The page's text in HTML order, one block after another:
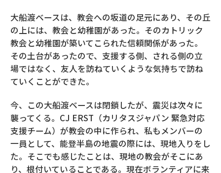
大船渡ベースは、教会への坂道の足元にあり、その丘
の上には、教会と幼稚園があった。そのカトリック
教会と幼稚園が築いてこられた信頼関係があった。
その土台があったので、支援する側、される側の立
場ではなく、友人を訪ねていくような気持ちで訪ね
ていくことができた。
今、この大船渡ベースは閉鎖したが、震災は次々に
襲ってくる。CJ ERST（カリタスジャパン 緊急対応
支援チーム）が教会の中に作られ、私もメンバーの
一員として、能登半島の地震の際には、現地入りをし
た。そこでも感じたことは、現地の教会がそこにあ
り、根付いていることである。現在ボランティアに来